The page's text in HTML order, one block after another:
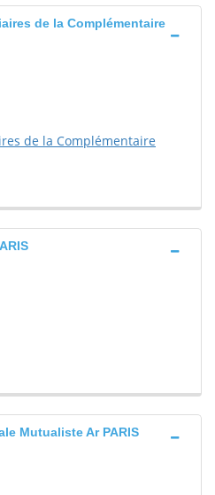
de la Complémentaire
de la Complémentaire
Mutualiste Ar PARIS